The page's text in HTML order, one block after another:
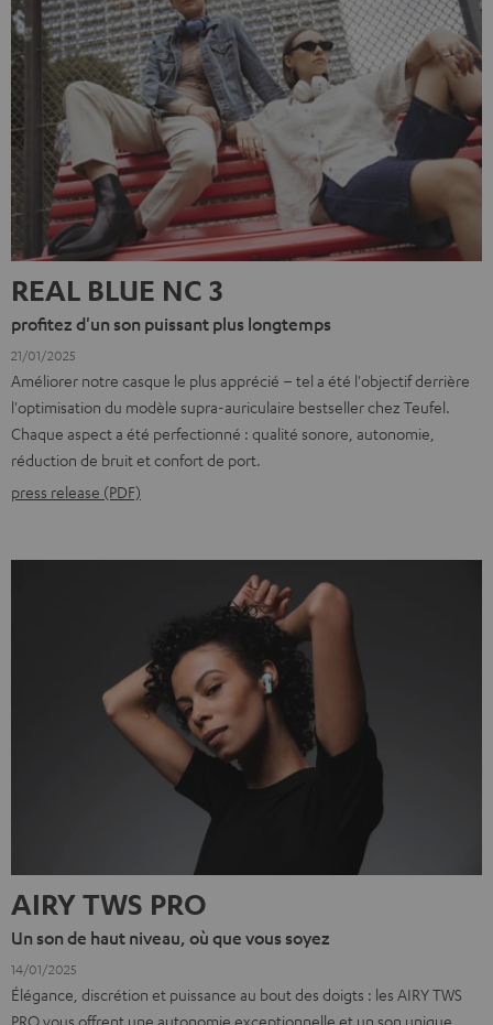
REAL BLUE NC 3
profitez d'un son puissant plus longtemps
21/01/2025
Améliorer notre casque le plus apprécié – tel a été l'objectif derrière
l'optimisation du modèle supra-auriculaire bestseller chez Teufel.
Chaque aspect a été perfectionné : qualité sonore, autonomie,
réduction de bruit et confort de port.
press release (PDF)
AIRY TWS PRO
Un son de haut niveau, où que vous soyez
14/01/2025
Élégance, discrétion et puissance au bout des doigts : les AIRY TWS
PRO vous offrent une autonomie exceptionnelle et un son unique